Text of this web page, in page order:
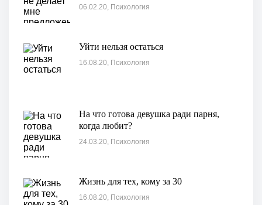
06.02.20, Психология
Уйти нельзя остаться
16.08.20, Психология
На что готова девушка ради парня,
когда любит?
24.03.20, Психология
Жизнь для тех, кому за 30
16.08.20, Психология